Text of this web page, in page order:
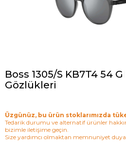
Boss 1305/S KB7T4 54
Gözlükleri
Üzgünüz, bu ürün stoklarımızda
Tedarik durumu ve alternatif ürünler
bizimle iletişime geçin.
Size yardımcı olmaktan memnuniyet